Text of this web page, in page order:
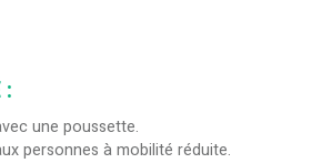
:
une poussette.
personnes à mobilité réduite.